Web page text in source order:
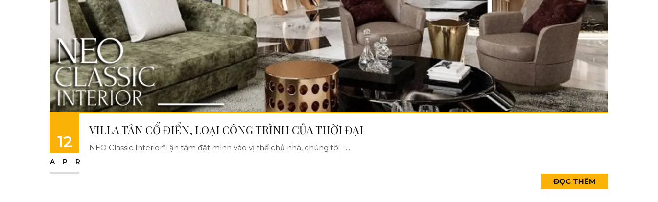
12
APR
VILLA TÂN CỔ ĐIỂN, LOẠI CÔNG TRÌNH CỦA THỜI ĐẠI
NEO Classic Interior“Tận tâm đặt mình vào vị thế chủ nhà, chúng tôi –...
ĐỌC THÊM